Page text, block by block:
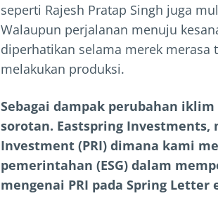
seperti Rajesh Pratap Singh juga
Walaupun perjalanan menuju
diperhatikan selama merek
melakukan produksi.
Sebagai dampak perubahan
sorotan. Eastspring Investments,
Investment (PRI) dimana kami
pemerintahan (ESG) dalam
mengenai PRI pada Spring